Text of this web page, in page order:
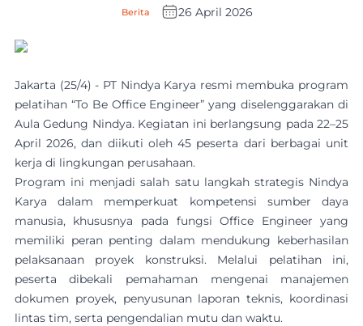
Berita 26 April 2026
Jakarta (25/4) - PT Nindya Karya resmi membuka program
pelatihan “To Be Office Engineer” yang diselenggarakan di
Aula Gedung Nindya. Kegiatan ini berlangsung pada 22–25
April 2026, dan diikuti oleh 45 peserta dari berbagai unit
kerja di lingkungan perusahaan.
Program ini menjadi salah satu langkah strategis Nindya
Karya dalam memperkuat kompetensi sumber daya
manusia, khususnya pada fungsi Office Engineer yang
memiliki peran penting dalam mendukung keberhasilan
pelaksanaan proyek konstruksi. Melalui pelatihan ini,
peserta dibekali pemahaman mengenai manajemen
dokumen proyek, penyusunan laporan teknis, koordinasi
lintas tim, serta pengendalian mutu dan waktu.